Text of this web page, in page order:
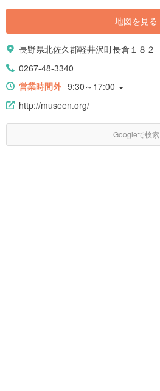
地図を見る
長野県北佐久郡軽井沢町長倉１８２
0267-48-3340
営業時間外 9:30～17:00
http://museen.org/
Googleで検索